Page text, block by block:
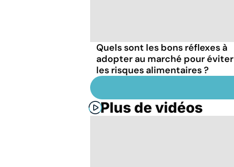
Quels sont les bons réflexes à
adopter au marché pour éviter
les risques alimentaires ?
Plus de vidéos